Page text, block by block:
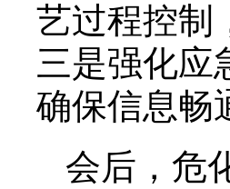
艺过程控制
三是强化应
确保信息畅
会后，危